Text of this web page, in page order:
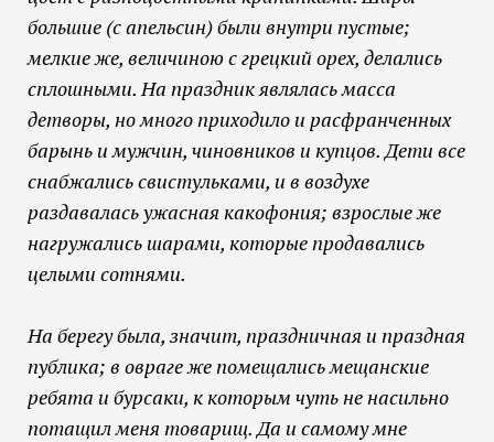
большие (с апельсин) были внутри пустые;
мелкие же, величиною с грецкий орех, делались
сплошными. На праздник являлась масса
детворы, но много приходило и расфранченных
барынь и мужчин, чиновников и купцов. Дети все
снабжались свистульками, и в воздухе
раздавалась ужасная какофония; взрослые же
нагружались шарами, которые продавались
целыми сотнями.
На берегу была, значит, праздничная и праздная
публика; в овраге же помещались мещанские
ребята и бурсаки, к которым чуть не насильно
потащил меня товарищ. Да и самому мне